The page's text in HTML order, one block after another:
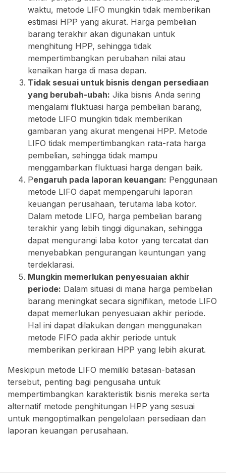
waktu, metode LIFO mungkin tidak memberikan
estimasi HPP yang akurat. Harga pembelian
barang terakhir akan digunakan untuk
menghitung HPP, sehingga tidak
mempertimbangkan perubahan nilai atau
kenaikan harga di masa depan.
Tidak sesuai untuk bisnis dengan persediaan
yang berubah-ubah: Jika bisnis Anda sering
mengalami fluktuasi harga pembelian barang,
metode LIFO mungkin tidak memberikan
gambaran yang akurat mengenai HPP. Metode
LIFO tidak mempertimbangkan rata-rata harga
pembelian, sehingga tidak mampu
menggambarkan fluktuasi harga dengan baik.
Pengaruh pada laporan keuangan: Penggunaan
metode LIFO dapat mempengaruhi laporan
keuangan perusahaan, terutama laba kotor.
Dalam metode LIFO, harga pembelian barang
terakhir yang lebih tinggi digunakan, sehingga
dapat mengurangi laba kotor yang tercatat dan
menyebabkan pengurangan keuntungan yang
terdeklarasi.
Mungkin memerlukan penyesuaian akhir
periode: Dalam situasi di mana harga pembelian
barang meningkat secara signifikan, metode LIFO
dapat memerlukan penyesuaian akhir periode.
Hal ini dapat dilakukan dengan menggunakan
metode FIFO pada akhir periode untuk
memberikan perkiraan HPP yang lebih akurat.
Meskipun metode LIFO memiliki batasan-batasan
tersebut, penting bagi pengusaha untuk
mempertimbangkan karakteristik bisnis mereka serta
alternatif metode penghitungan HPP yang sesuai
untuk mengoptimalkan pengelolaan persediaan dan
laporan keuangan perusahaan.